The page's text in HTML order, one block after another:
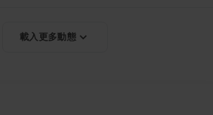
載入更多動態